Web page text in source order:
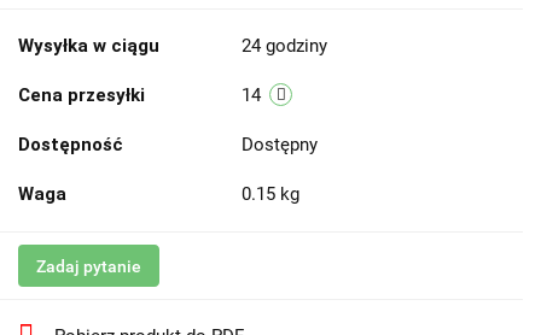
Wysyłka w ciągu 24 godziny
Cena przesyłki 14
Dostępność Dostępny
Waga 0.15 kg
Zadaj pytanie